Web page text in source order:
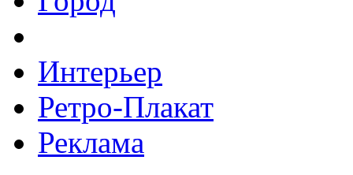
Интерьер
Ретро-Плакат
Реклама